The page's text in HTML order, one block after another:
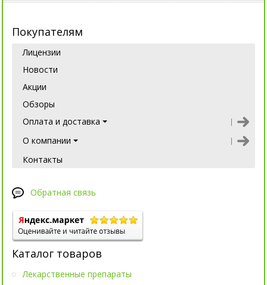
Покупателям
Лицензии
Новости
Акции
Обзоры
Оплата и доставка
О компании
Контакты
Обратная связь
Каталог товаров
Лекарственные препараты